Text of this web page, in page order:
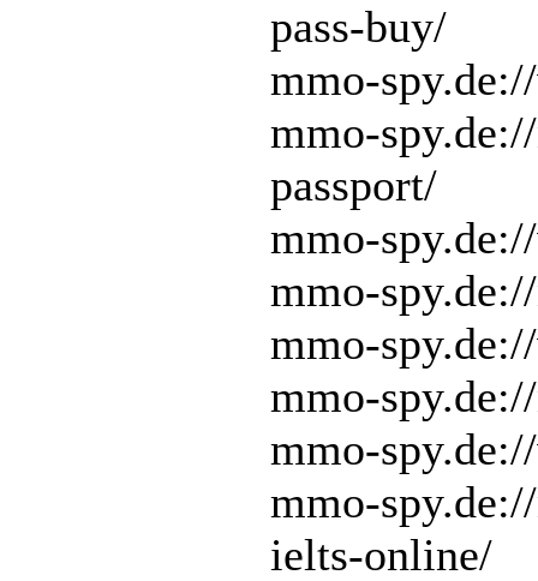
pass-buy/
mmo-
mmo-
passport/
mmo-
mmo-
mmo-
mmo-
mmo-
mmo-
ielts-online/